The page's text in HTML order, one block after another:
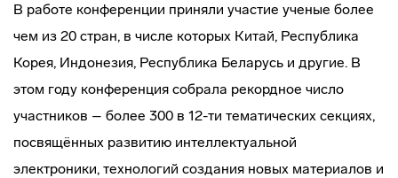
В работе конференции приняли участие ученые более
чем из 20 стран, в числе которых Китай, Республика
Корея, Индонезия, Республика Беларусь и другие. В
этом году конференция собрала рекордное число
участников – более 300 в 12-ти тематических секциях,
посвящённых развитию интеллектуальной
электроники, технологий создания новых материалов и